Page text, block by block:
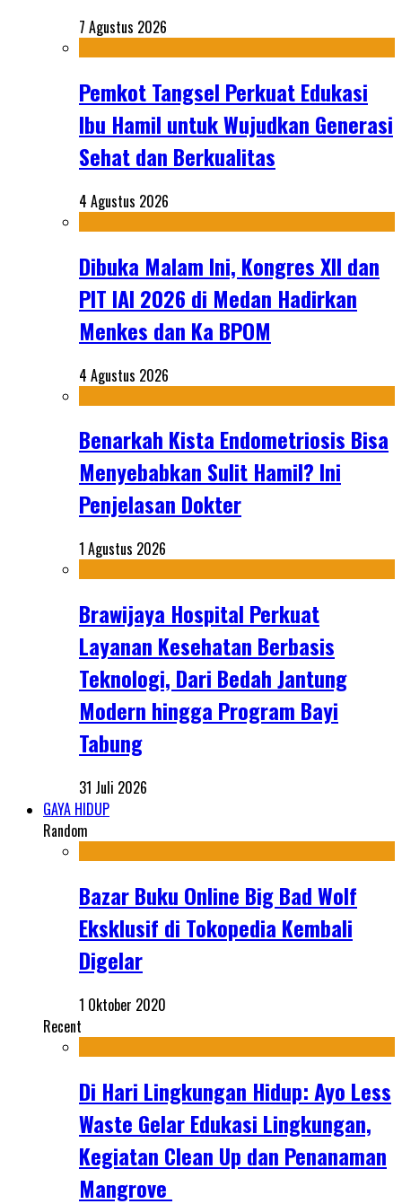
7 Agustus 2026
Pemkot Tangsel Perkuat Edukasi
Ibu Hamil untuk Wujudkan Generasi
Sehat dan Berkualitas
4 Agustus 2026
Dibuka Malam Ini, Kongres XII dan
PIT IAI 2026 di Medan Hadirkan
Menkes dan Ka BPOM
4 Agustus 2026
Benarkah Kista Endometriosis Bisa
Menyebabkan Sulit Hamil? Ini
Penjelasan Dokter
1 Agustus 2026
Brawijaya Hospital Perkuat
Layanan Kesehatan Berbasis
Teknologi, Dari Bedah Jantung
Modern hingga Program Bayi
Tabung
31 Juli 2026
GAYA HIDUP
Random
Bazar Buku Online Big Bad Wolf
Eksklusif di Tokopedia Kembali
Digelar
1 Oktober 2020
Recent
Di Hari Lingkungan Hidup: Ayo Less
Waste Gelar Edukasi Lingkungan,
Kegiatan Clean Up dan Penanaman
Mangrove